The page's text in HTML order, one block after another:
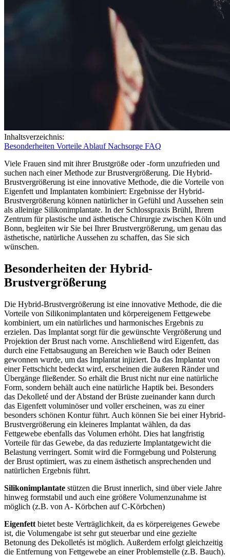
Inhaltsverzeichnis:
Besonderheiten Vorteile AblaufNachsorge FAQ
Viele Frauen sind mit ihrer Brustgröße oder -form unzufrieden und
suchen nach einer Methode zur Brustvergrößerung. Die Hybrid-
Brustvergrößerung ist eine innovative Methode, die die Vorteile von
Eigenfett und Implantaten kombiniert: Ergebnisse der Hybrid-
Brustvergrößerung können natürlicher in Gefühl und Aussehen sein
als alleinige Silikonimplantate. In der Schlosspraxis Brühl, Ihrem
Zentrum für plastische und ästhetische Chirurgie zwischen Köln und
Bonn, begleiten wir Sie bei Ihrer Brustvergrößerung, um genau das
ästhetische, natürliche Aussehen zu schaffen, das Sie sich
wünschen.
Besonderheiten der Hybrid-
Brustvergrößerung
Die Hybrid-Brustvergrößerung ist eine innovative Methode, die die
Vorteile von Silikonimplantaten und körpereigenem Fettgewebe
kombiniert, um ein natürliches und harmonisches Ergebnis zu
erzielen. Das Implantat sorgt für die gewünschte Vergrößerung und
Projektion der Brust nach vorne. Anschließend wird Eigenfett, das
durch eine Fettabsaugung an Bereichen wie Bauch oder Beinen
gewonnen wurde, um das Implantat injiziert. Da das Implantat von
einer Fettschicht bedeckt wird, erscheinen die äußeren Ränder und
Übergänge fließender. So erhält die Brust nicht nur eine natürliche
Form, sondern behält auch eine natürliche Haptik bei. Besonders
das Dekolleté und der Abstand der Brüste zueinander kann durch
das Eigenfett voluminöser und voller erscheinen, was zu einer
besonders schönen Kontur führt. Auch können Sie bei einer Hybrid-
Brustvergrößerung ein kleineres Implantat wählen, da das
Fettgewebe ebenfalls das Volumen erhöht. Dies hat langfristig
Vorteile für das Gewebe, da das reduzierte Implantatgewicht die
Belastung verringert. Somit wird die Formgebung und Polsterung
der Brust optimiert, was zu einem ästhetisch ansprechenden und
natürlichen Ergebnis führt.
Silikonimplantate stützen die Brust innerlich, sind über viele Jahre
hinweg formstabil und auch eine größere Volumenzunahme ist
möglich (z.B. von A- Körbchen auf C-Körbchen)
Eigenfett bietet beste Verträglichkeit, da es körpereigenes Gewebe
ist, die Volumengabe ist sehr gut steuerbar und eine gezielte
Betonung des Dekolletés ist möglich. Außerdem erfolgt gleichzeitig
die Entfernung von Fettgewebe an einer Problemstelle (z.B. Bauch).